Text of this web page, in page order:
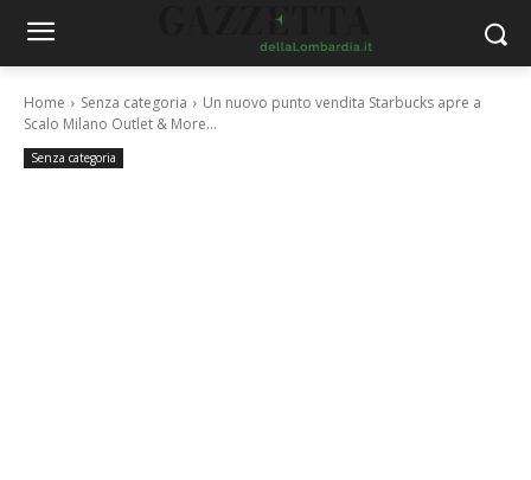
Home Senza categoria
Un nuovo punto vendita Starbucks apre a
Scalo Milano Outlet & More...
Senza categoria